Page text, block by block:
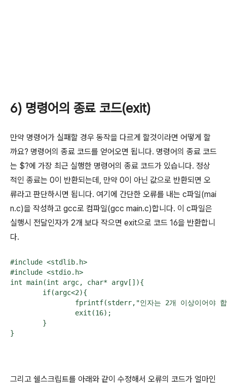
6) 명령어의 종료 코드(exit)
만약 명령어가 실패할 경우 동작을 다르게 할것이라면 어떻게 할
까요? 명령어의 종료 코드를 얻어오면 됩니다. 명령어의 종료 코드
는 $?에 가장 최근 실행한 명령어의 종료 코드가 있습니다. 정상
적인 종료는 0이 반환되는데, 만약 0이 아닌 값으로 반환되면 오
류라고 판단하시면 됩니다. 여기에 간단한 오류를 내는 c파일(mai
n.c)을 작성하고 gcc로 컴파일(gcc main.c)합니다. 이 c파일은
실행시 전달인자가 2개 보다 작으면 exit으로 코드 16을 반환합니
다.
#include <stdlib.h>
#include <stdio.h>
int main(int argc, char* argv[]){
        if(argc<2){
fprintf(stderr,"인자는 2개 이상이어야
                exit(16);
        }
그리고 쉘스크립트를 아래와 같이 수정해서 오류의 코드가 얼마인